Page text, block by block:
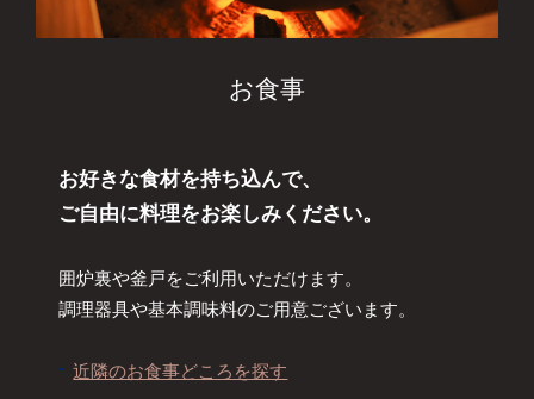
お食事
お好きな食材を持ち込んで、
ご自由に料理をお楽しみください。
囲炉裏や釜戸をご利用いただけます。
調理器具や基本調味料のご用意ございます。
近隣のお食事どころを探す